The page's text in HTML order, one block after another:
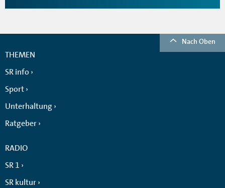
Nach Oben
THEMEN
SR info
Sport
Unterhaltung
Ratgeber
RADIO
SR 1
SR kultur